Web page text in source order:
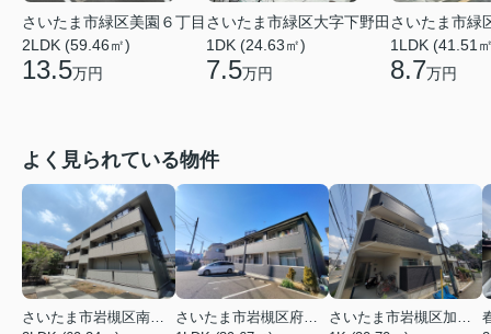
さいたま市緑区美園６丁目
2LDK (59.46㎡)
13.5万円
さいたま市緑区大字下野田
1DK (24.63㎡)
7.5万円
さいたま市緑
1LDK (41.51
8.7万円
よく見られている物件